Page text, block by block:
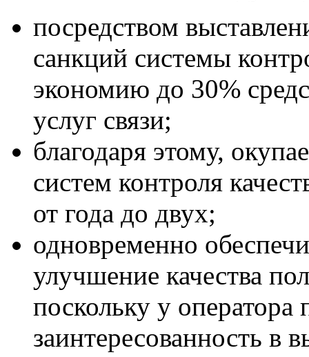
посредством
санкций системы
экономию до 30%
услуг связи;
благодаря этому,
систем контроля
от года до двух;
одновременно
улучшение качества
поскольку у оператора
заинтересованность в